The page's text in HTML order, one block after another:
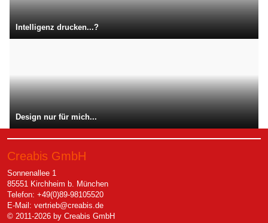
Intelligenz drucken...?
Design nur für mich...
Creabis GmbH
Sonnenallee 1
85551 Kirchheim b. München
Telefon: +49(0)89-98105520
E-Mail: vertrieb@creabis.de
© 2011-2026 by Creabis GmbH